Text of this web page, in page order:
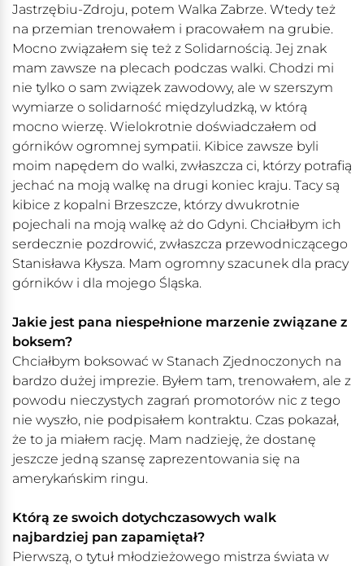
Jastrzębiu-Zdroju, potem Walka Zabrze. Wtedy też
na przemian trenowałem i pracowałem na grubie.
Mocno związałem się też z Solidarnością. Jej znak
mam zawsze na plecach podczas walki. Chodzi mi
nie tylko o sam związek zawodowy, ale w szerszym
wymiarze o solidarność międzyludzką, w którą
mocno wierzę. Wielokrotnie doświadczałem od
górników ogromnej sympatii. Kibice zawsze byli
moim napędem do walki, zwłaszcza ci, którzy potrafią
jechać na moją walkę na drugi koniec kraju. Tacy są
kibice z kopalni Brzeszcze, którzy dwukrotnie
pojechali na moją walkę aż do Gdyni. Chciałbym ich
serdecznie pozdrowić, zwłaszcza przewodniczącego
Stanisława Kłysza. Mam ogromny szacunek dla pracy
górników i dla mojego Śląska.
Jakie jest pana niespełnione marzenie związane z
boksem?
Chciałbym boksować w Stanach Zjednoczonych na
bardzo dużej imprezie. Byłem tam, trenowałem, ale z
powodu nieczystych zagrań promotorów nic z tego
nie wyszło, nie podpisałem kontraktu. Czas pokazał,
że to ja miałem rację. Mam nadzieję, że dostanę
jeszcze jedną szansę zaprezentowania się na
amerykańskim ringu.
Którą ze swoich dotychczasowych walk
najbardziej pan zapamiętał?
Pierwszą, o tytuł młodzieżowego mistrza świata w